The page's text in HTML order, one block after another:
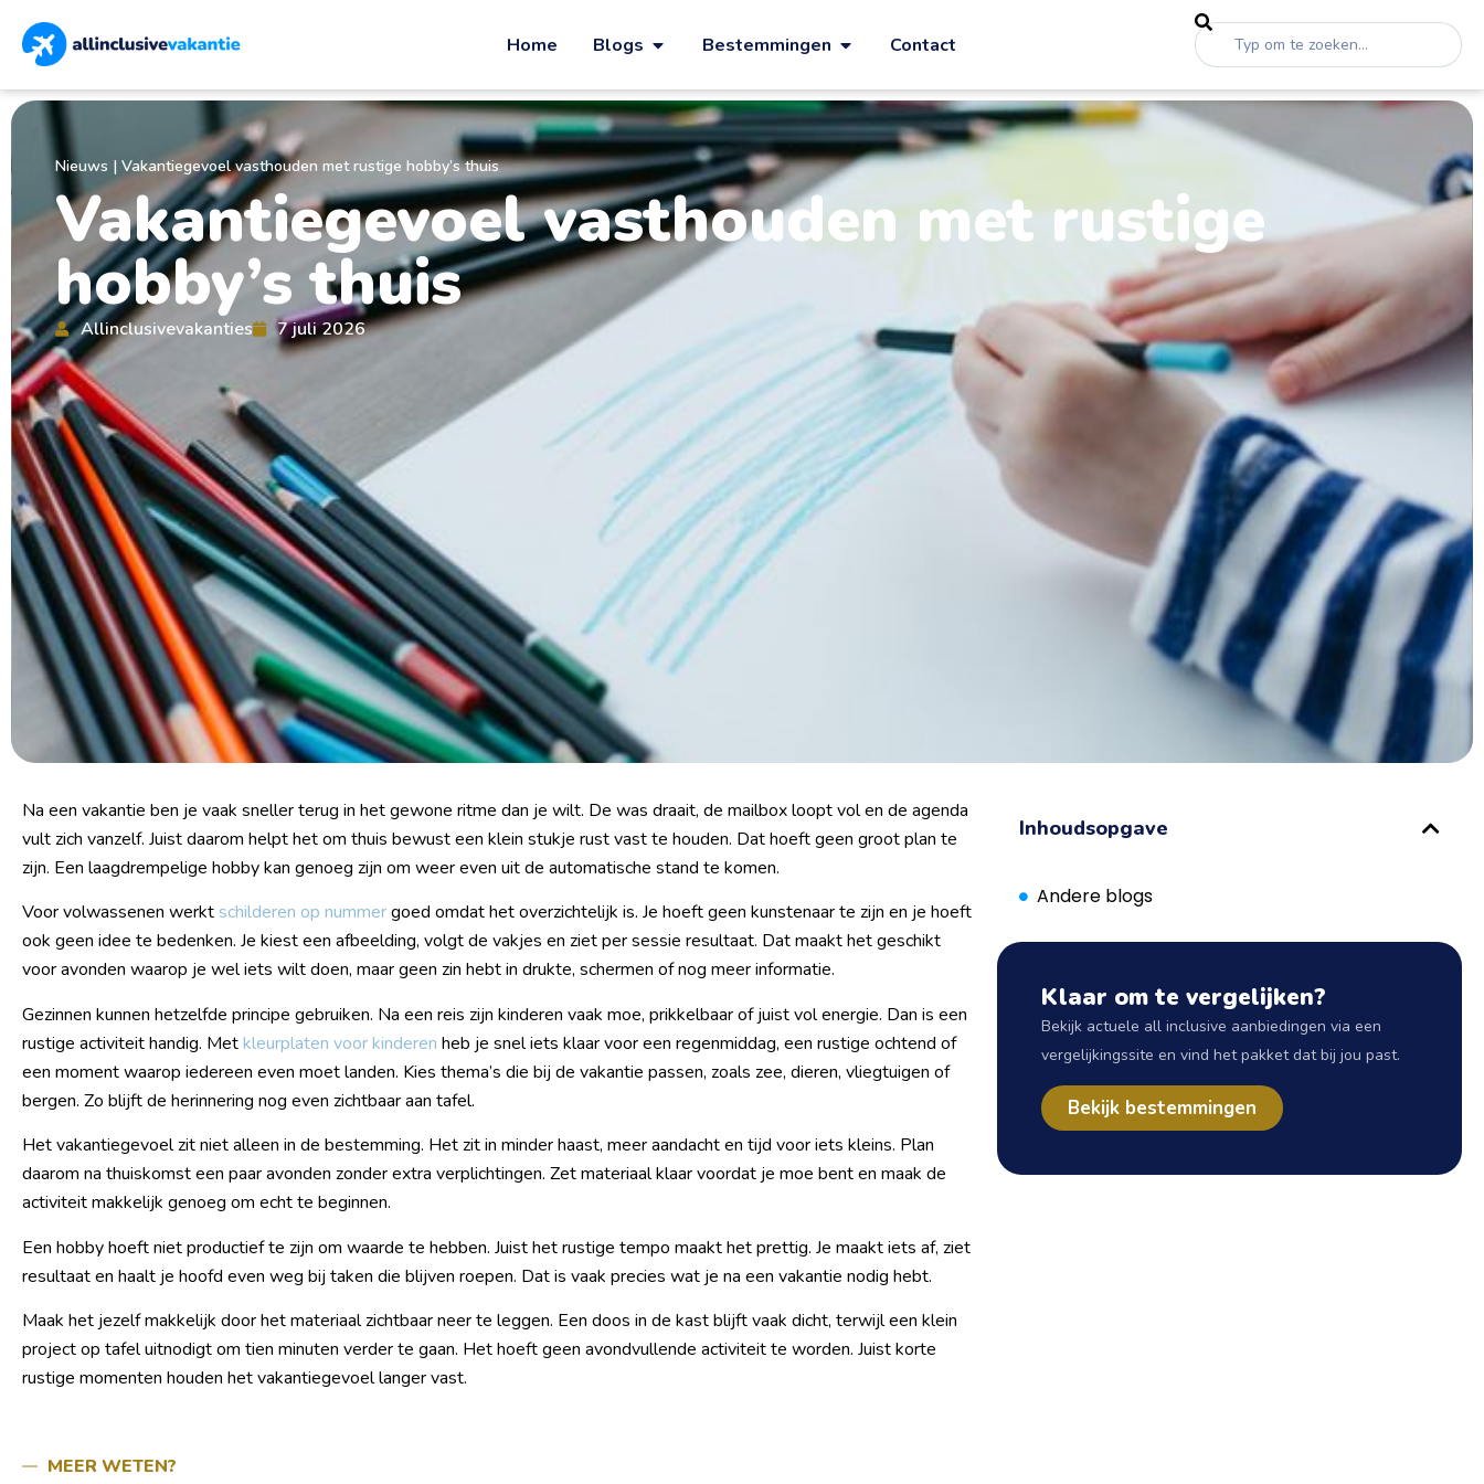
Home Blogs Bestemmingen Contact
Nieuws | Vakantiegevoel vasthouden met rustige hobby’s thuis
Vakantiegevoel vasthouden met rustige
hobby’s thuis
Allinclusivevakanties 7 juli 2026
Na een vakantie ben je vaak sneller terug in het gewone ritme dan je wilt. De was draait, de mailbox loopt vol en de agenda
vult zich vanzelf. Juist daarom helpt het om thuis bewust een klein stukje rust vast te houden. Dat hoeft geen groot plan te
zijn. Een laagdrempelige hobby kan genoeg zijn om weer even uit de automatische stand te komen.
Voor volwassenen werkt schilderen op nummergoed omdat het overzichtelijk is. Je hoeft geen kunstenaar te zijn en je hoeft
ook geen idee te bedenken. Je kiest een afbeelding, volgt de vakjes en ziet per sessie resultaat. Dat maakt het geschikt
voor avonden waarop je wel iets wilt doen, maar geen zin hebt in drukte, schermen of nog meer informatie.
Gezinnen kunnen hetzelfde principe gebruiken. Na een reis zijn kinderen vaak moe, prikkelbaar of juist vol energie. Dan is een
rustige activiteit handig. Metkleurplaten voor kinderen heb je snel iets klaar voor een regenmiddag, een rustige ochtend of
een moment waarop iedereen even moet landen. Kies thema’s die bij de vakantie passen, zoals zee, dieren, vliegtuigen of
bergen. Zo blijft de herinnering nog even zichtbaar aan tafel.
Het vakantiegevoel zit niet alleen in de bestemming. Het zit in minder haast, meer aandacht en tijd voor iets kleins. Plan
daarom na thuiskomst een paar avonden zonder extra verplichtingen. Zet materiaal klaar voordat je moe bent en maak de
activiteit makkelijk genoeg om echt te beginnen.
Een hobby hoeft niet productief te zijn om waarde te hebben. Juist het rustige tempo maakt het prettig. Je maakt iets af, ziet
resultaat en haalt je hoofd even weg bij taken die blijven roepen. Dat is vaak precies wat je na een vakantie nodig hebt.
Maak het jezelf makkelijk door het materiaal zichtbaar neer te leggen. Een doos in de kast blijft vaak dicht, terwijl een klein
project op tafel uitnodigt om tien minuten verder te gaan. Het hoeft geen avondvullende activiteit te worden. Juist korte
rustige momenten houden het vakantiegevoel langer vast.
Inhoudsopgave
Andere blogs
Klaar om te vergelijken?
Bekijk actuele all inclusive aanbiedingen via een
vergelijkingssite en vind het pakket dat bij jou past.
Bekijk bestemmingen
MEER WETEN?